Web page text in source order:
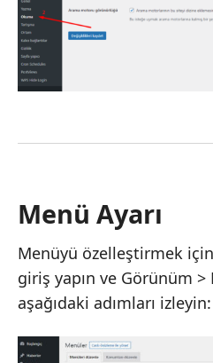
Menü Ayarı
Menüyü özelleştirmek
giriş yapın ve Görünüm >
aşağıdaki adımları izleyin: